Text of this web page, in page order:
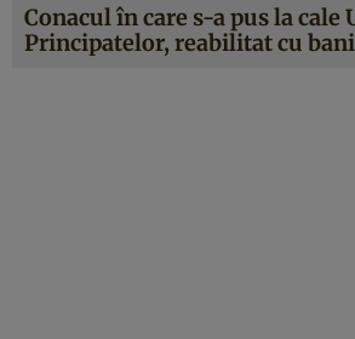
Conacul în care s-a pus la cale
Principatelor, reabilitat cu